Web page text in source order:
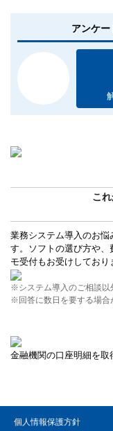
アンケ
こ
業務システム導入のお悩
す。ソフトの選び方や
モ受付もお受けしており
※システム導入のご相談以
※回答に数日を要する場合
金融機関の口座明細を
個人情報保護方針